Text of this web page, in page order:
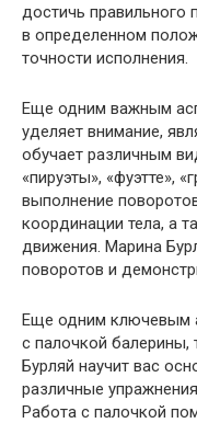
достичь правильного
в определенном
точности исполнения.
Еще одним важным
уделяет внимание,
обучает различным
«пируэты», «фуэтте»,
выполнение
координации тела, а
движения. Марина
поворотов и
Еще одним ключевым
с палочкой
Бурляй научит вас
различные
Работа с палочкой